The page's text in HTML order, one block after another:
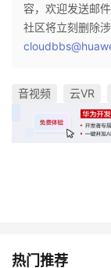
容，欢迎发送邮
社区将立刻删除
音视频 云VR
热门推荐